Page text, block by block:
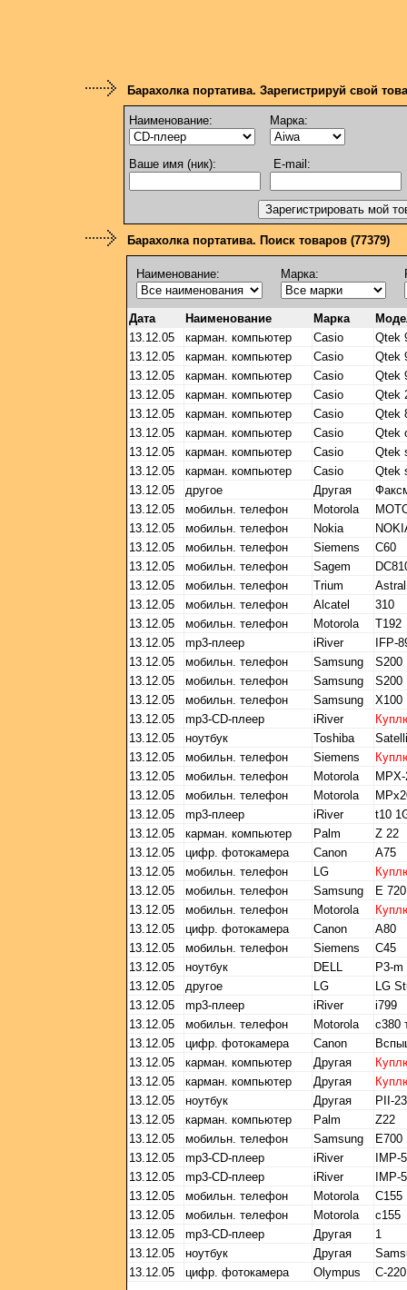
Барахолка портатива. Зарегистрируй свой
Наименование: Марка:
Ваше имя (ник): E-mail:
Барахолка портатива. Поиск товаров (77379)
Наименование: Марка:
Дата Наименование Марка
13.12.05
карман. компьютер Casio
Qtek
13.12.05
карман. компьютер Casio
Qtek
13.12.05
карман. компьютер Casio
Qtek
13.12.05
карман. компьютер Casio
Qtek
13.12.05
карман. компьютер Casio
Qtek
13.12.05
карман. компьютер Casio
Qtek
13.12.05
карман. компьютер Casio
Qtek
13.12.05
карман. компьютер Casio
Qtek
13.12.05
другое Другая
13.12.05
мобильн. телефон Motorola
13.12.05
мобильн. телефон Nokia
13.12.05
мобильн. телефон Siemens
C60
13.12.05
мобильн. телефон Sagem
13.12.05
мобильн. телефон Trium
Astral
13.12.05
мобильн. телефон Alcatel
310
13.12.05
мобильн. телефон Motorola
T192
13.12.05
mp3-плеер iRiver
IFP-
13.12.05
мобильн. телефон Samsung
S200
13.12.05
мобильн. телефон Samsung
S200
13.12.05
мобильн. телефон Samsung
X100
13.12.05
mp3-CD-плеер iRiver
13.12.05
ноутбук Toshiba
13.12.05
мобильн. телефон Siemens
13.12.05
мобильн. телефон Motorola
13.12.05
мобильн. телефон Motorola
13.12.05
mp3-плеер iRiver
t10
13.12.05
карман. компьютер Palm
Z 22
13.12.05
цифр. фотокамера Canon
A75
13.12.05
мобильн. телефон LG
13.12.05
мобильн. телефон Samsung
E 720
13.12.05
мобильн. телефон Motorola
13.12.05
цифр. фотокамера Canon
A80
13.12.05
мобильн. телефон Siemens
C45
13.12.05
ноутбук DELL
P3-
13.12.05
другое LG
LG
13.12.05
mp3-плеер iRiver
i799
13.12.05
мобильн. телефон Motorola
c380
13.12.05
цифр. фотокамера Canon
13.12.05
карман. компьютер Другая
13.12.05
карман. компьютер Другая
13.12.05
ноутбук Другая
PII-
13.12.05
карман. компьютер Palm
Z22
13.12.05
мобильн. телефон Samsung
E700
13.12.05
mp3-CD-плеер iRiver
IMP-
13.12.05
mp3-CD-плеер iRiver
IMP-
13.12.05
мобильн. телефон Motorola
C155
13.12.05
мобильн. телефон Motorola
с155
13.12.05
mp3-CD-плеер Другая
1
13.12.05
ноутбук Другая
13.12.05
цифр. фотокамера Olympus C-